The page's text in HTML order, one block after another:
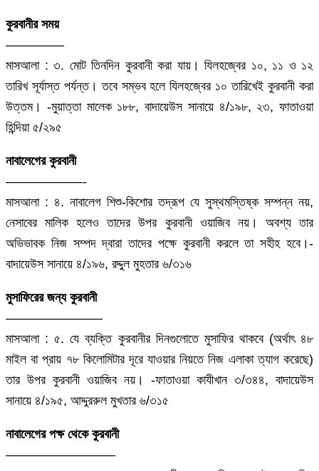
কুরবানীর সময়
————–
মাসআলা : ৩. মোট তিনদিন কুরবানী করা যায়। যিলহজ্বের ১০, ১১ ও ১২
তারিখ সূর্যাস্ত পর্যন্ত। তবে সম্ভব হলে যিলহজ্বের ১০ তারিখেই কুরবানী করা
উত্তম। -মুয়াত্তা মালেক ১৮৮, বাদায়েউস সানায়ে ৪/১৯৮, ২৩, ফাতাওয়া
হিন্দিয়া ৫/২৯৫
নাবালেগের কুরবানী
——————-
মাসআলা : ৪. নাবালেগ শিশু-কিশোর তদ্রূপ যে সুস্থমস্তিষ্ক সম্পন্ন নয়,
নেসাবের মালিক হলেও তাদের উপর কুরবানী ওয়াজিব নয়। অবশ্য তার
অভিভাবক নিজ সম্পদ দ্বারা তাদের পক্ষে কুরবানী করলে তা সহীহ হবে।-
বাদায়েউস সানায়ে ৪/১৯৬, রদ্দুল মুহতার ৬/৩১৬
মুসাফিরের জন্য কুরবানী
———————–
মাসআলা : ৫. যে ব্যক্তি কুরবানীর দিনগুলোতে মুসাফির থাকবে (অর্থাৎ ৪৮
মাইল বা প্রায় ৭৮ কিলোমিটার দূরে যাওয়ার নিয়তে নিজ এলাকা ত্যাগ করেছে)
তার উপর কুরবানী ওয়াজিব নয়। -ফাতাওয়া কাযীখান ৩/৩৪৪, বাদায়েউস
সানায়ে ৪/১৯৫, আদ্দুররুল মুখতার ৬/৩১৫
নাবালেগের পক্ষ থেকে কুরবানী
————————–